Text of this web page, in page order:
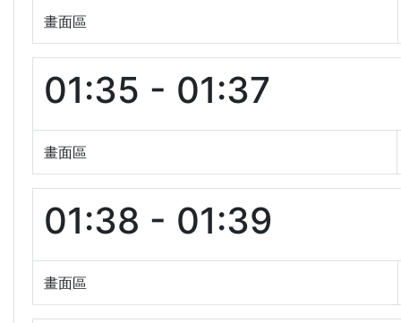
畫面區
01:35 - 01:37
畫面區
01:38 - 01:39
畫面區